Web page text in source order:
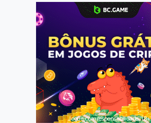
Jogue com responsabilidade. 18+